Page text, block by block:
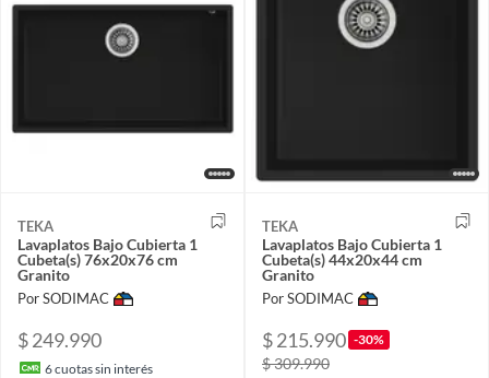
TEKA
Lavaplatos Bajo Cubierta 1
Cubeta(s) 76x20x76 cm
Granito
Por SODIMAC
$ 249.990
6cuotas sin interés
TEKA
Lavaplatos Bajo Cubierta 1
Cubeta(s) 44x20x44 cm
Granito
Por SODIMAC
$ 215.990 -30%
$ 309.990